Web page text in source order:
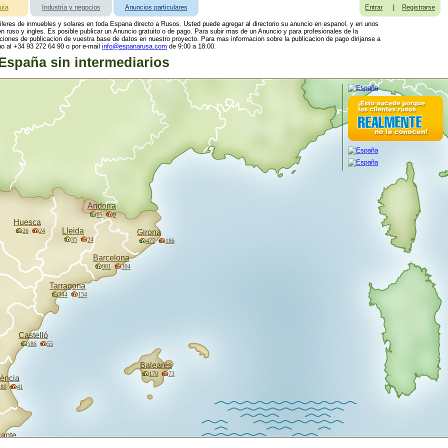
Industria y negocios Anuncios particulares Entrar Registrarse
de inmuebles y solares en toda Espana directo a Rusos. Usted puede agregar al directorio su anuncio en espanol, y en unos
ruso y ingles. Es posible publicar un Anuncio gratuito o de pago. Para subir mas de un Anuncio y para profesionales de la
de publicacion de vuestra base de datos en nuestro proyecto. Para mas informacion sobre la publicacion de pago dirijanse a
al +34 93 272 64 90 o por e-mail info@espanarusa.com de 9:00 a 18:00.
sin intermediarios
Andorra
69 9
Baleares
179 73
Barcelona
981 304
Castelló
186 55
Girona
477 186
Huesca
26 24 Lleida
35 24
Tarragona
344 154
41